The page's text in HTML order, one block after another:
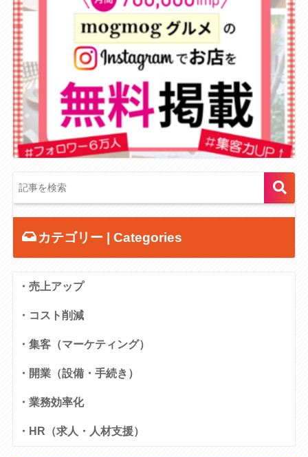
カテゴリー | Categories
・売上アップ
・コスト削減
・集客（マーケティング）
・開業（設備・手続き）
・業務効率化
・HR（求人・人材支援）